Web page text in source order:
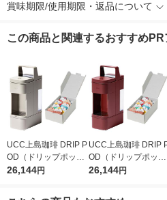
賞味期限/使用期限・返品について
この商品と関連するおすすめPR
UCC上島珈琲 DRIP P
OD（ドリップポッ
ド）YOUBI（ヨウ
26,144円
UCC上島珈琲 DRIP
OD（ドリップポッ
ド）YOUBI（ヨウ
26,144円